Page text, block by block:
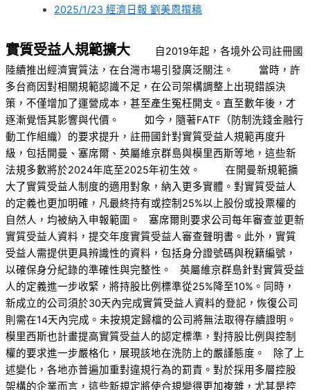
2025/1/23 經濟日報 劉美恩撰稿
實質受益人規範擴大
自2019年起，各境外公司註冊國
陸續推出經濟實質法，在台灣市場引發廣泛關注。
當時，許
多台商因對相關規範認識不足，在公司架構調整上出現錯誤決
策，不僅增加了運營成本，甚至產生冤枉開支。直至數年後，才
逐漸覺悟其影響與代價。
如今，隨著FATF（防制洗錢金融行
動工作組織）的要求提升，註冊國針對實質受益人規範再度升
級，包括開曼、塞席爾、英屬維京群島與模里西斯等地，這些新
法規多數將於2024年底至2025年初生效。
在開曼新規範擴
大了實質受益人制度的適用對象，納入更多實體。對實質受益人
的定義也更加明確，凡最終持有或控制25%以上股份或投票權的
自然人，均被納入申報範圍。
塞席爾則要求公司每年審查並更新
實質受益人資料，提交年度實質受益人審查聲明書。此外，實質
受益人需提供更具辨識性的資料，包括身分證號碼與稅籍編號，
以確保身分紀錄的準確性與完整性。
英屬維京群島針對實質受益
人的定義進一步收緊，將持股比例標準從25%降至10%。同時，
新成立的公司須於30天內完成實質受益人資料的登記，恢復公司
則需在14天內完成。未按規定歸檔的公司將無法取得存續證明。
模里西斯也計畫提高實質受益人的認定標準，對持股比例與控制
權的要求進一步嚴格化，展現該地在洗防上的嚴謹態度。
除了上
述變化，各地亦普遍加重對違規行為的罰責。對於採用多層控股
架構的企業而言，這些新規定將使合規變得更加複雜，尤其是控